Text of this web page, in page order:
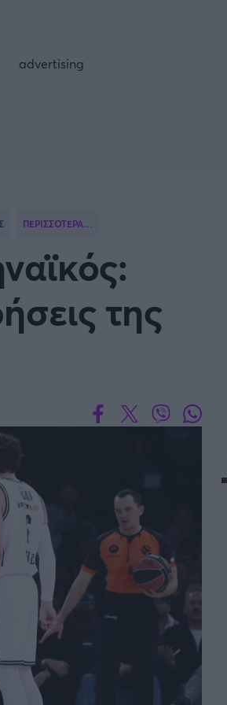
ΠΕΡΙΣΣΟΤΕΡΑ…
της